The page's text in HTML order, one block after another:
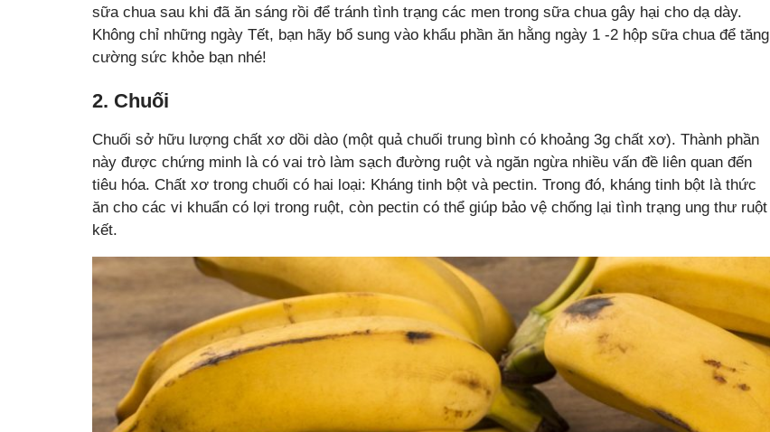
sữa chua sau khi đã ăn sáng rồi để tránh tình trạng các men trong sữa chua gây hại cho dạ dày.
Không chỉ những ngày Tết, bạn hãy bổ sung vào khẩu phần ăn hằng ngày 1 -2 hộp sữa chua để tăng
cường sức khỏe bạn nhé!
2. Chuối
Chuối sở hữu lượng chất xơ dồi dào (một quả chuối trung bình có khoảng 3g chất xơ). Thành phần
này được chứng minh là có vai trò làm sạch đường ruột và ngăn ngừa nhiều vấn đề liên quan đến
tiêu hóa. Chất xơ trong chuối có hai loại: Kháng tinh bột và pectin. Trong đó, kháng tinh bột là thức
ăn cho các vi khuẩn có lợi trong ruột, còn pectin có thể giúp bảo vệ chống lại tình trạng ung thư ruột
kết.